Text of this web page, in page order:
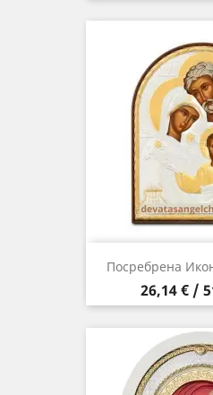
Посребрена
Цена
26,14 € /